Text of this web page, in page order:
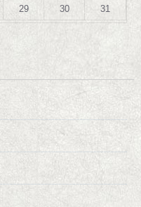
29 30 31